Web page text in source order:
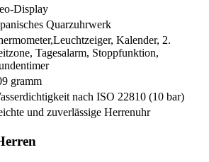
Display
Quarzuhrwerk
Kalender, 2.
Tagesalarm, Stoppfunktion,
gramm
nach ISO 22810 (10 bar)
und zuverlässige Herrenuhr